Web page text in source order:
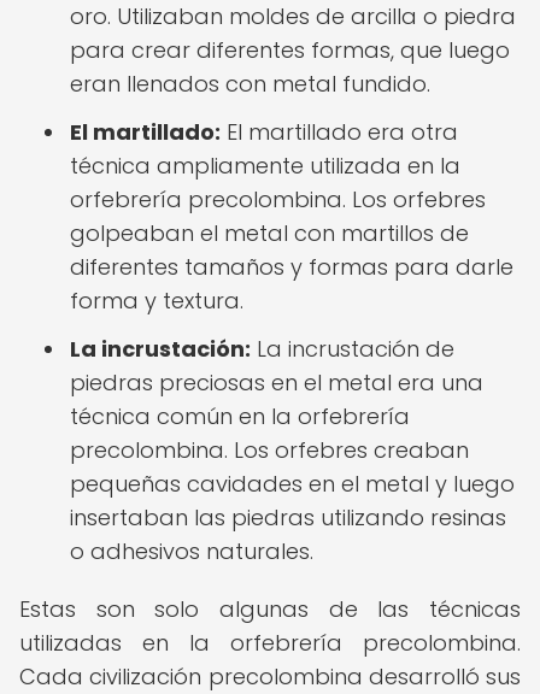
oro. Utilizaban moldes de arcilla o piedra
para crear diferentes formas, que luego
eran llenados con metal fundido.
El martillado: El martillado era otra
técnica ampliamente utilizada en la
orfebrería precolombina. Los orfebres
golpeaban el metal con martillos de
diferentes tamaños y formas para darle
forma y textura.
La incrustación: La incrustación de
piedras preciosas en el metal era una
técnica común en la orfebrería
precolombina. Los orfebres creaban
pequeñas cavidades en el metal y luego
insertaban las piedras utilizando resinas
o adhesivos naturales.
Estas son solo algunas de las técnicas
utilizadas en la orfebrería precolombina.
Cada civilización precolombina desarrolló sus